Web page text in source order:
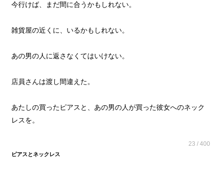
今行けば、まだ間に合うかもしれない。
雑貨屋の近くに、いるかもしれない。
あの男の人に返さなくてはいけない。
店員さんは渡し間違えた。
あたしの買ったピアスと、あの男の人が買った彼女へのネック
レスを。
23 / 400
ピアスとネックレス